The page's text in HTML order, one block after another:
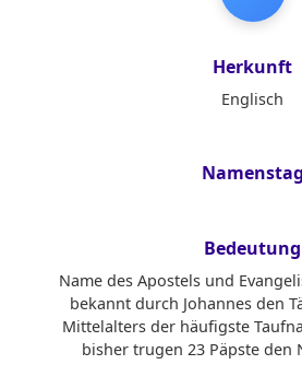
Herkunft
Englisch
Namenstag
Bedeutung
Name des Apostels und
bekannt durch Johannes den
Mittelalters der häufigste
bisher trugen 23 Päpste den